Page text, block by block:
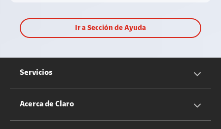
Ir a Sección de Ayuda
Servicios
Servicios Móviles
Acerca de Claro